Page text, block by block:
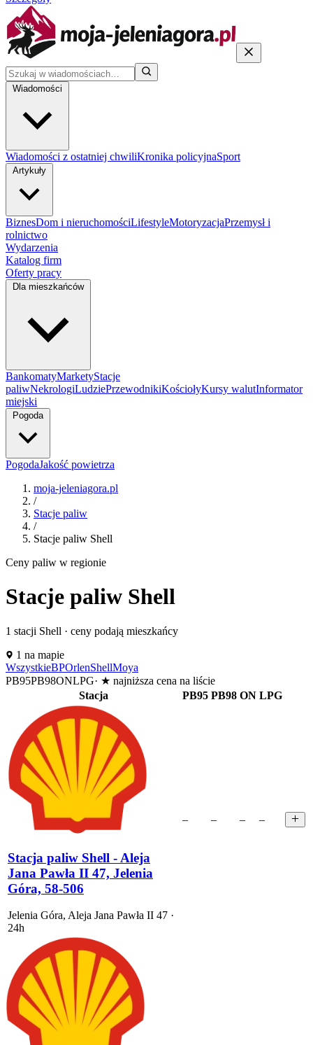
Wiadomości
Wiadomości z ostatniej chwiliKronika policyjnaSport
Artykuły
BiznesDom i nieruchomościLifestyleMotoryzacjaPrzemysł i
rolnictwo
Wydarzenia
Katalog firm
Oferty pracy
Dla mieszkańców
BankomatyMarketyStacje
paliwNekrologiLudziePrzewodnikiKościołyKursy walutInformator
miejski
Pogoda
PogodaJakość powietrza
moja-jeleniagora.pl
/
Stacje paliw
/
Stacje paliw Shell
Ceny paliw w regionie
Stacje paliw Shell
1 stacji Shell · ceny podają mieszkańcy
+
−
1 na mapie
WszystkieBPOrlenShellMoya
PB95PB98ONLPG· ★ najniższa cena na liście
Stacja
PB95 PB98 ON LPG
Stacja paliw Shell - Aleja
Jana Pawła II 47, Jelenia
Góra, 58-506
Jelenia Góra, Aleja Jana Pawła II 47 ·
24h
– – – –